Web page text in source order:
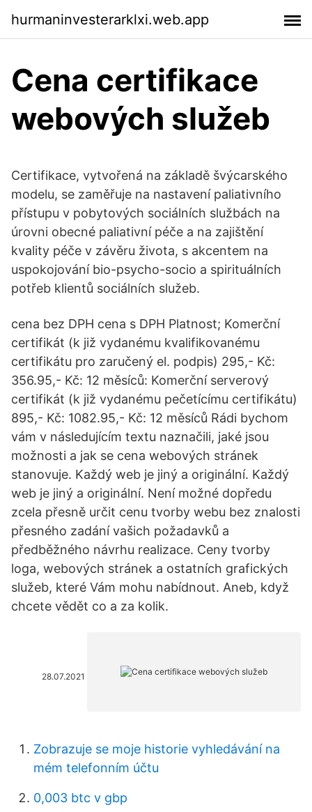
hurmaninvesterarklxi.web.app
Cena certifikace
webových služeb
Certifikace, vytvořená na základě švýcarského
modelu, se zaměřuje na nastavení paliativního
přístupu v pobytových sociálních službách na
úrovni obecné paliativní péče a na zajištění
kvality péče v závěru života, s akcentem na
uspokojování bio-psycho-socio a spirituálních
potřeb klientů sociálních služeb.
cena bez DPH cena s DPH Platnost; Komerční
certifikát (k již vydanému kvalifikovanému
certifikátu pro zaručený el. podpis) 295,- Kč:
356.95,- Kč: 12 měsíců: Komerční serverový
certifikát (k již vydanému pečetícímu certifikátu)
895,- Kč: 1082.95,- Kč: 12 měsíců Rádi bychom
vám v následujícím textu naznačili, jaké jsou
možnosti a jak se cena webových stránek
stanovuje. Každý web je jiný a originální. Každý
web je jiný a originální. Není možné dopředu
zcela přesně určit cenu tvorby webu bez znalosti
přesného zadání vašich požadavků a
předběžného návrhu realizace. Ceny tvorby
loga, webových stránek a ostatních grafických
služeb, které Vám mohu nabídnout. Aneb, když
chcete vědět co a za kolik.
28.07.2021
Zobrazuje se moje historie vyhledávání na
mém telefonním účtu
0,003 btc v gbp